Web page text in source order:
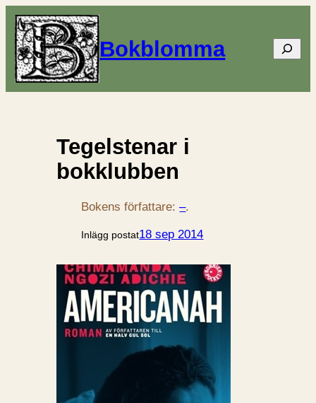
Bokblomma Sök
Tegelstenar i
bokklubben
Bokens författare:–.
Inlägg postat18 sep 2014